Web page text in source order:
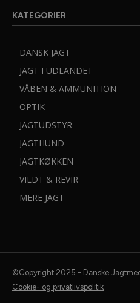
KATEGORIER
DANSK JAGT
JAGT I UDLANDET
VÅBEN & AMMUNITION
OPTIK
JAGTUDSTYR
JAGTHUND
JAGTKØKKEN
VILDT & REVIR
MERE JAGT
©Copyright 2025 - Danske
Cookie- og privatlivspolitik
GRATIS
Dit navn: